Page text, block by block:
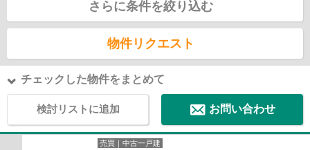
さらに条件を絞り込む
物件リクエスト
チェックした物件をまとめて
検討リストに追加 お問い合わせ
売買｜中古一戸建